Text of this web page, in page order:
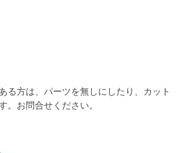
る方は、パーツを無しにしたり、カット
。お問合せください。